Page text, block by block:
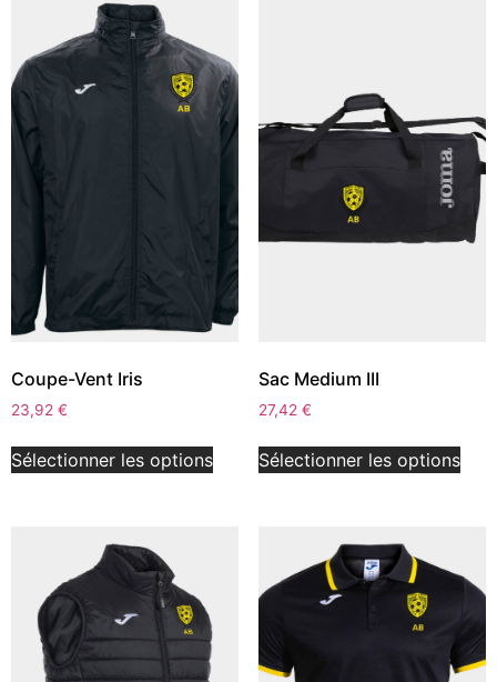
Coupe-Vent Iris
23,92 €
Sélectionner les options
Sac Medium III
27,42 €
Sélectionner les options